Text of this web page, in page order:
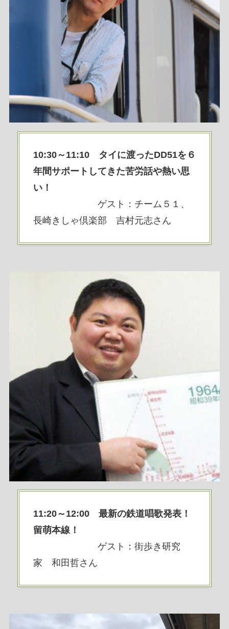
10:30～11:10 タイに渡ったDD51を６
年間サポートしてきた苦労話や熱い思
い！
ゲスト：チーム５１、
長崎きしゃ倶楽部 吉村元志さん
11:20～12:00 最新の鉄道唱歌発表！
留萌本線！
ゲスト：街歩き研究
家 和田哲さん